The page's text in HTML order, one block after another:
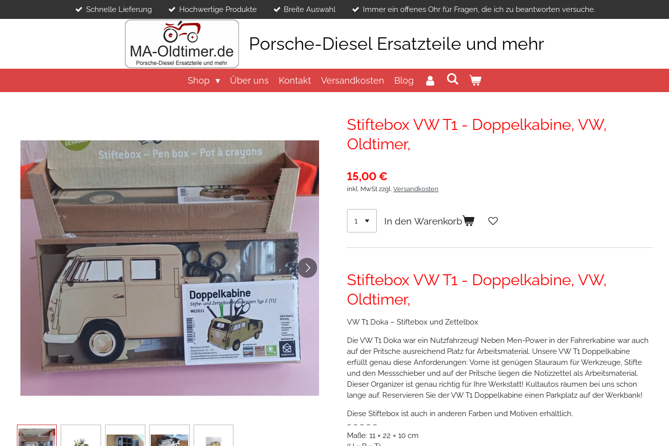
Hauptinhalt
Schnelle Lieferung Hochwertige Produkte Breite Auswahl Immer ein offenes Ohr für Fragen, die ich zu beantworten versuche.
Porsche-Diesel Ersatzteile und mehr
Shop Über uns Kontakt Versandkosten Blog
Stiftebox VW T1 - Doppelkabine, VW,
Oldtimer,
15,00 €
inkl. MwSt zzgl. Versandkosten
In den Warenkorb
Stiftebox VW T1 - Doppelkabine, VW,
Oldtimer,
VW T1 Doka – Stiftebox und Zettelbox
Die VW T1 Doka war ein Nutzfahrzeug! Neben Men-Power in der Fahrerkabine war auch
auf der Pritsche ausreichend Platz für Arbeitsmaterial. Unsere VW T1 Doppelkabine
erfüllt genau diese Anforderungen: Vorne ist genügen Stauraum für Werkzeuge, Stifte
und den Messschieber und auf der Pritsche liegen die Notizzettel als Arbeitsmaterial.
Dieser Organizer ist genau richtig für Ihre Werkstatt! Kultautos räumen bei uns schon
lange auf. Reservieren Sie der VW T1 Doppelkabine einen Parkplatz auf der Werkbank!
Diese Stiftebox ist auch in anderen Farben und Motiven erhältlich.
– – – – –
Maße: 11 × 22 × 10 cm